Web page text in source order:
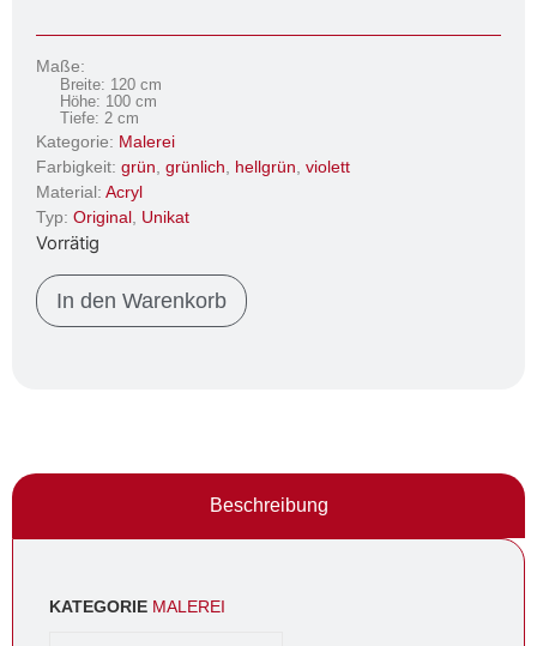
Maße:
Breite: 120 cm
Höhe: 100 cm
Tiefe: 2 cm
Kategorie: Malerei
Farbigkeit: grün, grünlich, hellgrün, violett
Material: Acryl
Typ: Original, Unikat
Vorrätig
In den Warenkorb
Beschreibung
KATEGORIE MALEREI